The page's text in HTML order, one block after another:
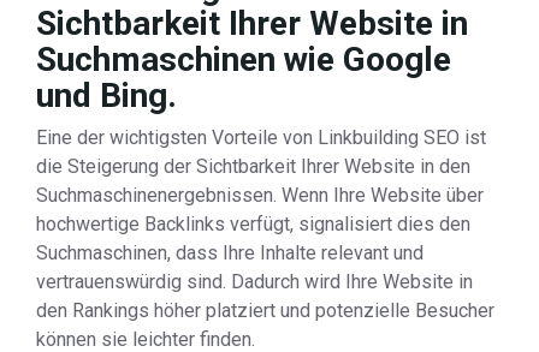
Sichtbarkeit Ihrer Website in
Suchmaschinen wie Google
und Bing.
Eine der wichtigsten Vorteile von Linkbuilding SEO ist
die Steigerung der Sichtbarkeit Ihrer Website in den
Suchmaschinenergebnissen. Wenn Ihre Website über
hochwertige Backlinks verfügt, signalisiert dies den
Suchmaschinen, dass Ihre Inhalte relevant und
vertrauenswürdig sind. Dadurch wird Ihre Website in
den Rankings höher platziert und potenzielle Besucher
können sie leichter finden.